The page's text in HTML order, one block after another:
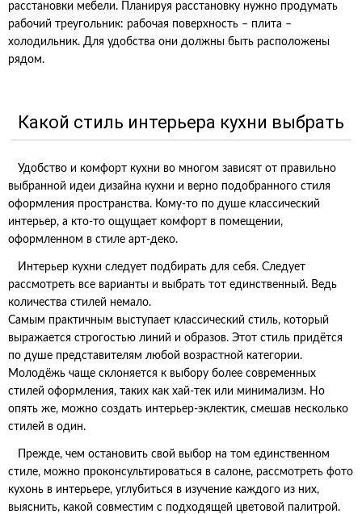
расстановки мебели. Планируя расстановку нужно продумать
рабочий треугольник: рабочая поверхность – плита –
холодильник. Для удобства они должны быть расположены
рядом.
Какой стиль интерьера кухни выбрать
Удобство и комфорт кухни во многом зависят от правильно
выбранной идеи дизайна кухни и верно подобранного стиля
оформления пространства. Кому-то по душе классический
интерьер, а кто-то ощущает комфорт в помещении,
оформленном в стиле арт-деко.
Интерьер кухни следует подбирать для себя. Следует
рассмотреть все варианты и выбрать тот единственный. Ведь
количества стилей немало.
Самым практичным выступает классический стиль, который
выражается строгостью линий и образов. Этот стиль придётся
по душе представителям любой возрастной категории.
Молодёжь чаще склоняется к выбору более современных
стилей оформления, таких как хай-тек или минимализм. Но
опять же, можно создать интерьер-эклектик, смешав несколько
стилей в один.
Прежде, чем остановить свой выбор на том единственном
стиле, можно проконсультироваться в салоне, рассмотреть фото
кухонь в интерьере, углубиться в изучение каждого из них,
выяснить, какой совместим с подходящей цветовой палитрой.